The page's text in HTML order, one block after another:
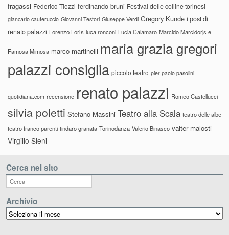
fragassi Federico Tiezzi ferdinando bruni Festival delle colline torinesi
giancarlo cauteruccio Giovanni Testori Giuseppe Verdi Gregory Kunde i post di
renato palazzi Lorenzo Loris luca ronconi Lucia Calamaro Marcido Marcidorjs e
Famosa Mimosa marco martinelli maria grazia gregori
palazzi consiglia piccolo teatro pier paolo pasolini
quotidiana.com recensione renato palazzi Romeo Castellucci
silvia poletti Stefano Massini Teatro alla Scala teatro delle albe
teatro franco parenti tindaro granata Torinodanza Valerio Binasco valter malosti
Virgilio Sieni
Cerca nel sito
Archivio
Archivio